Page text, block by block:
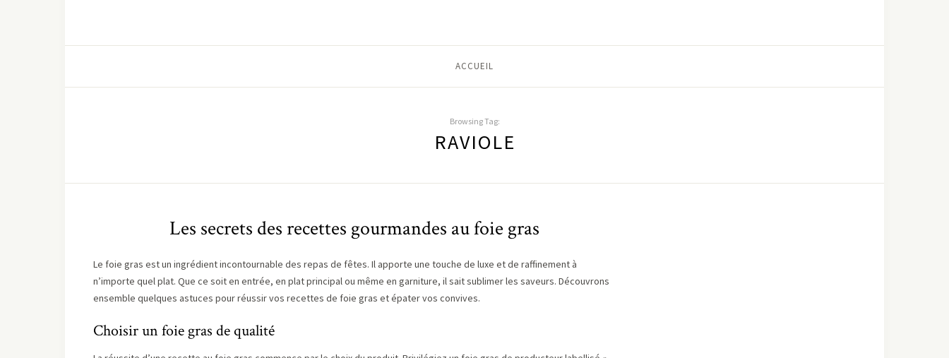
ACCUEIL
Browsing Tag:
RAVIOLE
Les secrets des recettes gourmandes au foie gras
Le foie gras est un ingrédient incontournable des repas de fêtes. Il apporte une touche de luxe et de raffinement à
n’importe quel plat. Que ce soit en entrée, en plat principal ou même en garniture, il sait sublimer les saveurs. Découvrons
ensemble quelques astuces pour réussir vos recettes de foie gras et épater vos convives.
Choisir un foie gras de qualité